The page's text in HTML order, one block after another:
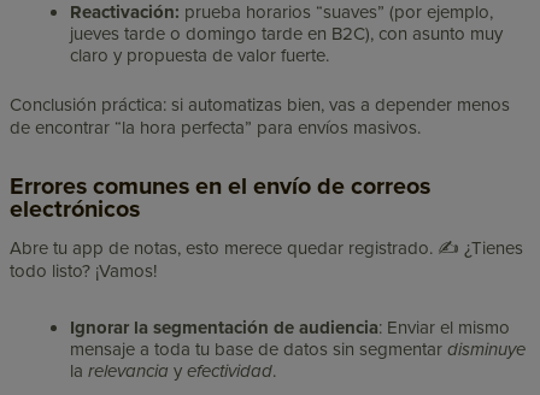
Reactivación: prueba horarios “suaves” (por ejemplo,
jueves tarde o domingo tarde en B2C), con asunto muy
claro y propuesta de valor fuerte.
Conclusión práctica: si automatizas bien, vas a depender menos
de encontrar “la hora perfecta” para envíos masivos.
Errores comunes en el envío de correos
electrónicos
Abre tu app de notas, esto merece quedar registrado. ✍️ ¿Tienes
todo listo? ¡Vamos!
Ignorar la segmentación de audiencia: Enviar el mismo
mensaje a toda tu base de datos sin segmentardisminuye
larelevanciayefectividad.